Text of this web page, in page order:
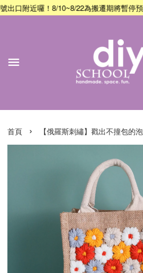
8/10~8/22為搬遷期將暫停預約｜8/23恢
首頁 › 【俄羅斯刺繡】戳出不撞包的